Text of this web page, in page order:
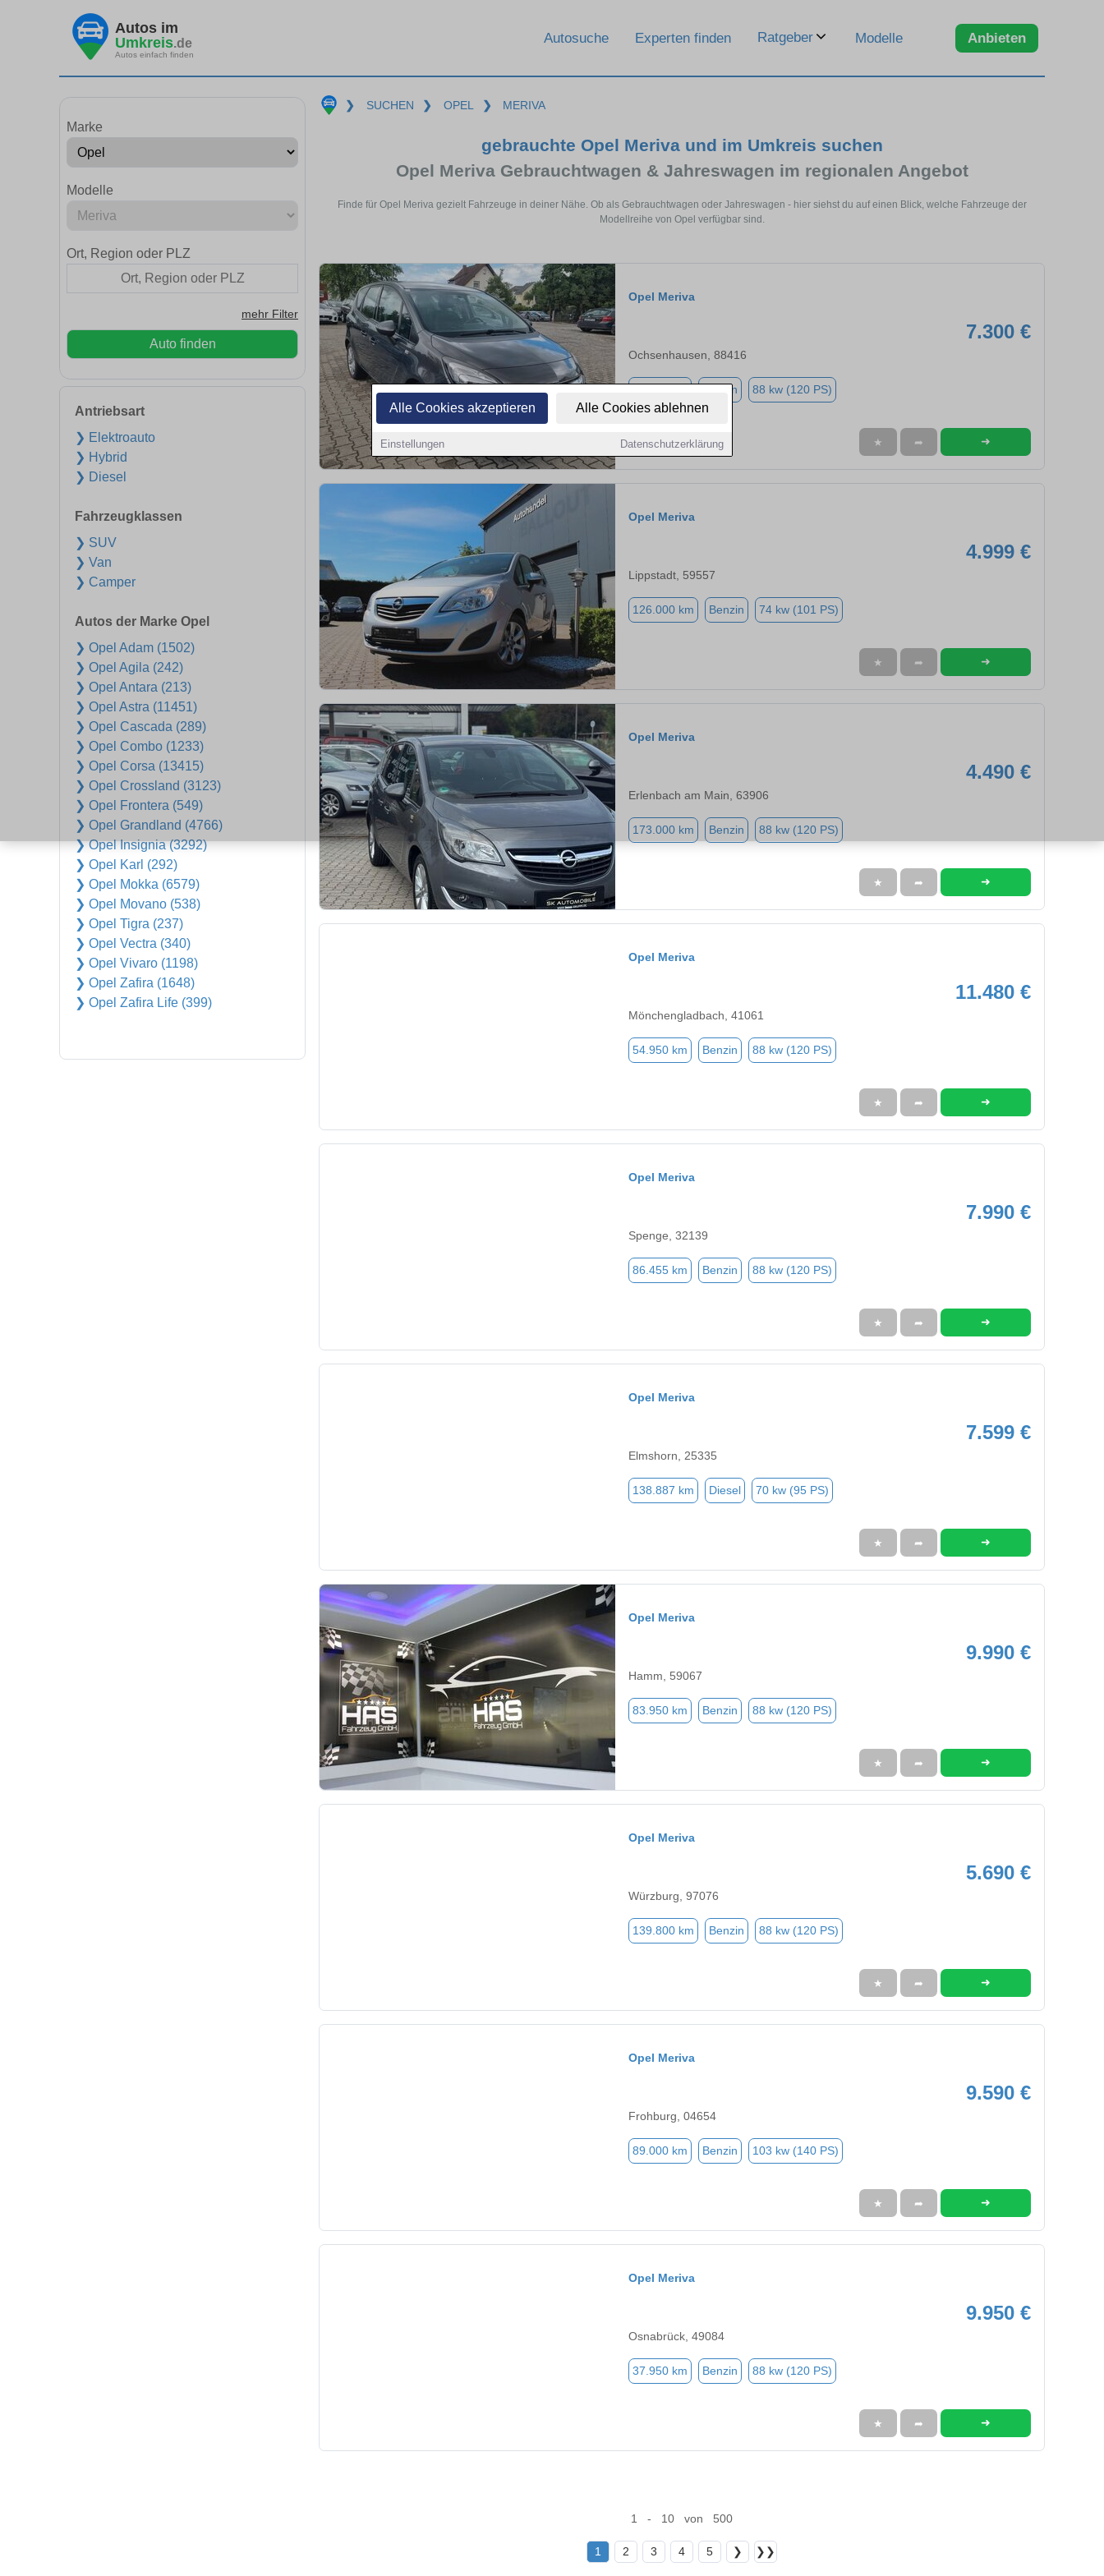
Alle Cookies akzeptieren Alle Cookies ablehnen
Einstellungen Datenschutzerklärung
Autos im
Umkreis.de
Autos einfach finden
Autosuche Experten finden Ratgeber Modelle Anbieten
Marke
Modelle
Ort, Region oder PLZ
mehr Filter
Auto finden
Antriebsart
❯ Elektroauto
❯ Hybrid
❯ Diesel
Fahrzeugklassen
❯ SUV
❯ Van
❯ Camper
Autos der Marke Opel
❯ Opel Adam (1502)
❯ Opel Agila (242)
❯ Opel Antara (213)
❯ Opel Astra (11451)
❯ Opel Cascada (289)
❯ Opel Combo (1233)
❯ Opel Corsa (13415)
❯ Opel Crossland (3123)
❯ Opel Frontera (549)
❯ Opel Grandland (4766)
❯ Opel Insignia (3292)
❯ Opel Karl (292)
❯ Opel Mokka (6579)
❯ Opel Movano (538)
❯ Opel Tigra (237)
❯ Opel Vectra (340)
❯ Opel Vivaro (1198)
❯ Opel Zafira (1648)
❯ Opel Zafira Life (399)
❯ SUCHEN ❯ OPEL ❯ MERIVA
gebrauchte Opel Meriva und im Umkreis suchen
Opel Meriva Gebrauchtwagen & Jahreswagen im regionalen Angebot
Finde für Opel Meriva gezielt Fahrzeuge in deiner Nähe. Ob als Gebrauchtwagen oder Jahreswagen - hier siehst du auf einen Blick, welche Fahrzeuge der
Modellreihe von Opel verfügbar sind.
Opel Meriva
7.300 €
Ochsenhausen, 88416
Benzin 88 kw (120 PS)
★ ➦ ➜
Opel Meriva
4.999 €
Lippstadt, 59557
126.000 km Benzin 74 kw (101 PS)
★ ➦ ➜
Opel Meriva
4.490 €
Erlenbach am Main, 63906
173.000 km Benzin 88 kw (120 PS)
★ ➦ ➜
Opel Meriva
11.480 €
Mönchengladbach, 41061
54.950 km Benzin 88 kw (120 PS)
★ ➦ ➜
Opel Meriva
7.990 €
Spenge, 32139
86.455 km Benzin 88 kw (120 PS)
★ ➦ ➜
Opel Meriva
7.599 €
Elmshorn, 25335
138.887 km Diesel 70 kw (95 PS)
★ ➦ ➜
Opel Meriva
9.990 €
Hamm, 59067
83.950 km Benzin 88 kw (120 PS)
★ ➦ ➜
Opel Meriva
5.690 €
Würzburg, 97076
139.800 km Benzin 88 kw (120 PS)
★ ➦ ➜
Opel Meriva
9.590 €
Frohburg, 04654
89.000 km Benzin 103 kw (140 PS)
★ ➦ ➜
Opel Meriva
9.950 €
Osnabrück, 49084
37.950 km Benzin 88 kw (120 PS)
★ ➦ ➜
1 - 10 von 500
1 2 3 4 5 ❯ ❯❯